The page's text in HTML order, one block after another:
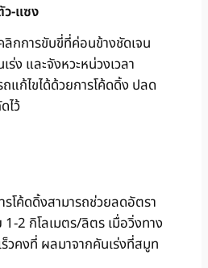
ว-แซง
กการขับขี่ที่ค่อนข้างชัดเจน
ง และจังหวะหน่วงเวลา
แก้ไขได้ด้วยการโค้ดดิ้ง ปลด
ไว้
รโค้ดดิ้งสามารถช่วยลดอัตรา
2 กิโลเมตร/ลิตร เมื่อวิ่งทาง
ร็วคงที่ ผลมาจากคันเร่งที่สมูท